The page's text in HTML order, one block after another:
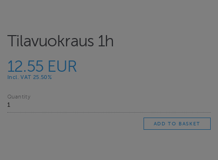
Tilavuokraus 1h
12.55 EUR
Incl. VAT 25.50%
Quantity